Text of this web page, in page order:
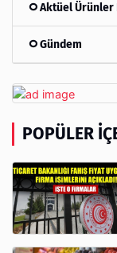
Aktüel Ürünler
Gündem
POPÜLER